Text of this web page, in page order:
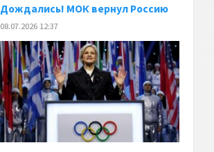
Дождались! МОК вернул Россию
08.07.2026 12:37